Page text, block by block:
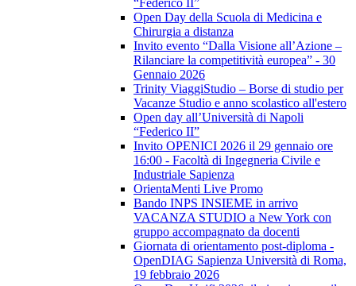
“Federico II”
Open Day della Scuola di Medicina e
Chirurgia a distanza
Invito evento “Dalla Visione all’Azione –
Rilanciare la competitività europea” - 30
Gennaio 2026
Trinity ViaggiStudio – Borse di studio per
Vacanze Studio e anno scolastico all'estero
Open day all’Università di Napoli
“Federico II”
Invito OPENICI 2026 il 29 gennaio ore
16:00 - Facoltà di Ingegneria Civile e
Industriale Sapienza
OrientaMenti Live Promo
Bando INPS INSIEME in arrivo
VACANZA STUDIO a New York con
gruppo accompagnato da docenti
Giornata di orientamento post-diploma -
OpenDIAG Sapienza Università di Roma,
19 febbraio 2026